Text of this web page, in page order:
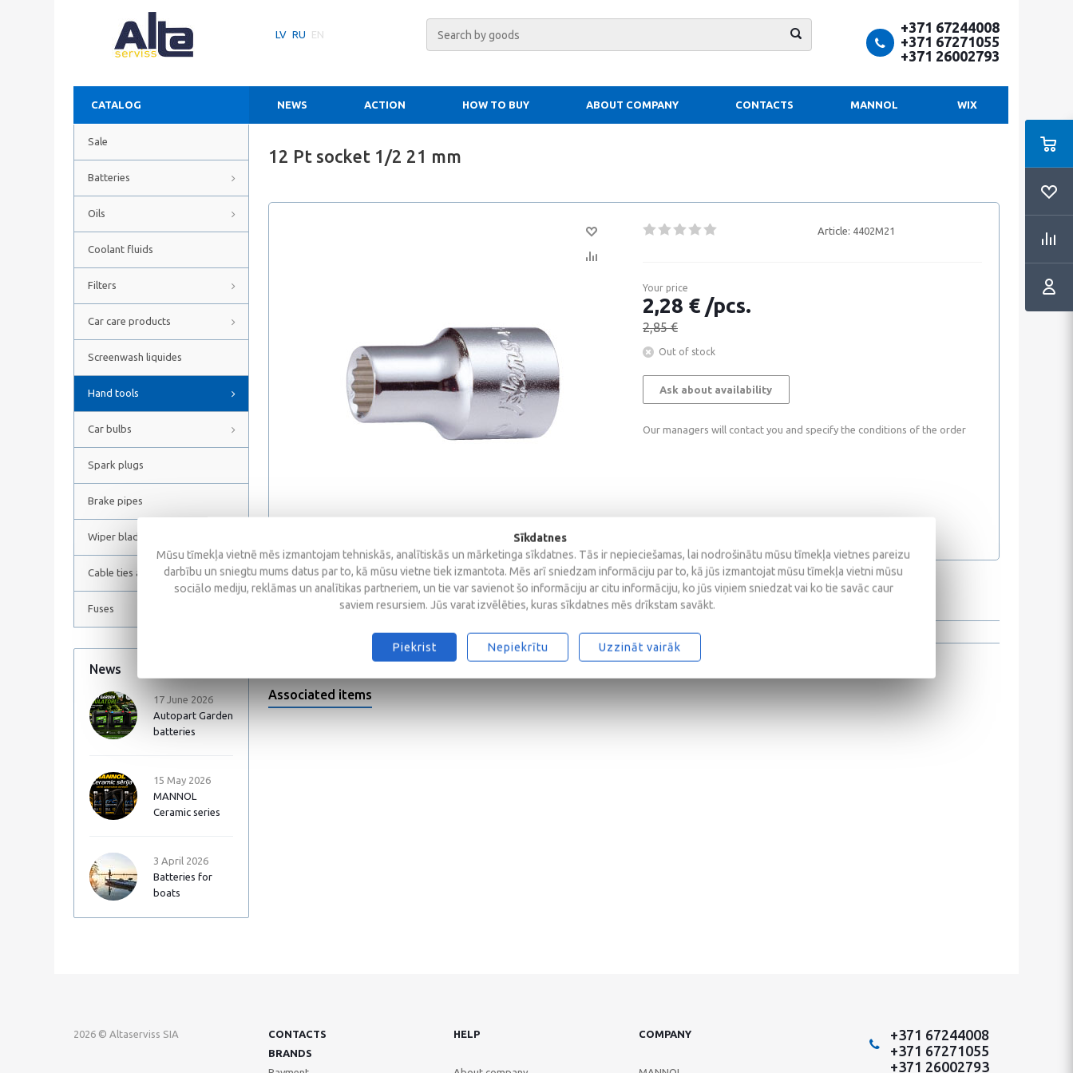
LV RU EN
+371 67244008
+371 67271055
+371 26002793
CATALOG NEWS ACTION HOW TO BUY ABOUT COMPANY CONTACTS MANNOL WIX
Sale
Batteries
Oils
Coolant fluids
Filters
Car care products
Screenwash liquides
Hand tools
Car bulbs
Spark plugs
Brake pipes
Wiper blades
Cable ties and Hose clamps
Fuses
News
17 June 2026
Autopart Garden
batteries
15 May 2026
MANNOL
Ceramic series
3 April 2026
Batteries for
boats
12 Pt socket 1/2 21 mm
Article: 4402M21
Your price
2,28 € /pcs.
2,85 €
Out of stock
Ask about availability
Our managers will contact you and specify the conditions of the order
Associated items
2026 © Altaserviss SIA CONTACTS HELP
COMPANY
BRANDS
+371 67244008
+371 67271055
+371 26002793
Sīkdatnes
Mūsu tīmekļa vietnē mēs izmantojam tehniskās, analītiskās un mārketinga sīkdatnes. Tās ir nepieciešamas, lai nodrošinātu mūsu tīmekļa vietnes pareizu
darbību un sniegtu mums datus par to, kā mūsu vietne tiek izmantota. Mēs arī sniedzam informāciju par to, kā jūs izmantojat mūsu tīmekļa vietni mūsu
sociālo mediju, reklāmas un analītikas partneriem, un tie var savienot šo informāciju ar citu informāciju, ko jūs viņiem sniedzat vai ko tie savāc caur
saviem resursiem. Jūs varat izvēlēties, kuras sīkdatnes mēs drīkstam savākt.
Piekrist Nepiekrītu Uzzināt vairāk